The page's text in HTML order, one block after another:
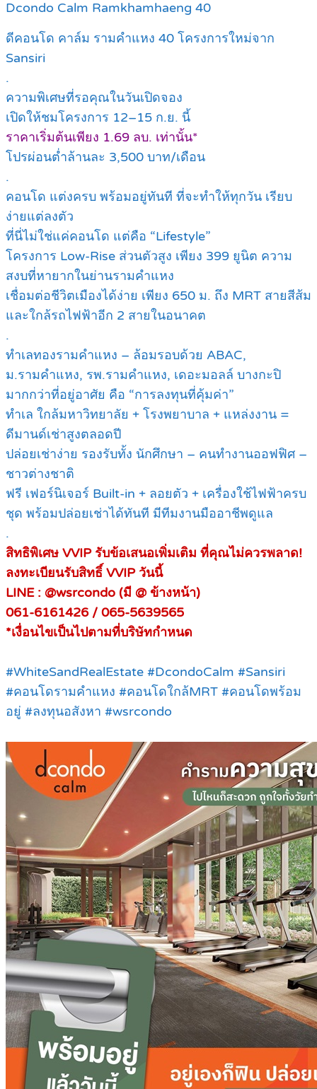
Dcondo Calm Ramkhamhaeng 40
ดีคอนโด คาล์ม รามคำแหง 40 โครงการใหม่จาก
Sansiri
.
ความพิเศษที่รอคุณในวันเปิดจอง
เปิดให้ชมโครงการ 12–15 ก.ย. นี้
ราคาเริ่มต้นเพียง 1.69 ลบ. เท่านั้น*
โปรผ่อนต่ำล้านละ 3,500 บาท/เดือน
.
คอนโด แต่งครบ พร้อมอยู่ทันที ที่จะทำให้ทุกวัน เรียบ
ง่ายแต่ลงตัว
ที่นี่ไม่ใช่แค่คอนโด แต่คือ “Lifestyle”
โครงการ Low-Rise ส่วนตัวสูง เพียง 399 ยูนิต ความ
สงบที่หายากในย่านรามคำแหง
เชื่อมต่อชีวิตเมืองได้ง่าย เพียง 650 ม. ถึง MRT สายสีส้ม
และใกล้รถไฟฟ้าอีก 2 สายในอนาคต
.
ทำเลทองรามคำแหง – ล้อมรอบด้วย ABAC,
ม.รามคำแหง, รพ.รามคำแหง, เดอะมอลล์ บางกะปิ
มากกว่าที่อยู่อาศัย คือ “การลงทุนที่คุ้มค่า”
ทำเล ใกล้มหาวิทยาลัย + โรงพยาบาล + แหล่งงาน =
ดีมานด์เช่าสูงตลอดปี
ปล่อยเช่าง่าย รองรับทั้ง นักศึกษา – คนทำงานออฟฟิศ –
ชาวต่างชาติ
ฟรี เฟอร์นิเจอร์ Built-in + ลอยตัว + เครื่องใช้ไฟฟ้าครบ
ชุด พร้อมปล่อยเช่าได้ทันที มีทีมงานมืออาชีพดูแล
.
สิทธิพิเศษ VVIP รับข้อเสนอเพิ่มเติม ที่คุณไม่ควรพลาด!
ลงทะเบียนรับสิทธิ์ VVIP วันนี้
LINE : @wsrcondo (มี @ ข้างหน้า)
061-6161426 / 065-5639565
*เงื่อนไขเป็นไปตามที่บริษัทกำหนด
#WhiteSandRealEstate #DcondoCalm #Sansiri
#คอนโดรามคำแหง #คอนโดใกล้MRT #คอนโดพร้อม
อยู่ #ลงทุนอสังหา #wsrcondo